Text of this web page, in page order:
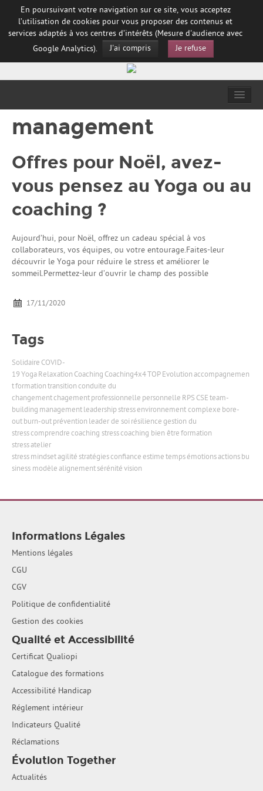
En poursuivant votre navigation sur ce site, vous acceptez
l’utilisation de cookies pour vous proposer des contenus et
services adaptés à vos centres d’intérêts (Mesure d'audience avec
Google Analytics).
J'ai compris Je refuse
Équipes et Organisations
Particuliers
Handicap & Inclusion
Bilan de compétences et VAE
Contact
management
Offres pour Noël, avez-
vous pensez au Yoga ou au
coaching ?
Aujourd’hui, pour Noël, offrez un cadeau spécial à vos
collaborateurs, vos équipes, ou votre entourage.Faites-leur
découvrir le Yoga pour réduire le stress et améliorer le
sommeil.Permettez-leur d’ouvrir le champ des possible
17/11/2020
Tags
Solidaire COVID-
19YogaRelaxation Coaching Coaching4x4TOPEvolutionaccompagnemen
tformationtransitionconduite du
changementchagementprofessionnelle personnelle RPS CSEteam-
building managementleadershipstressenvironnement complexe bore-
outburn-outprévention leader de soi résiliencegestion du
stresscomprendrecoaching stresscoaching bien êtreformation
stressatelier
stressmindsetagilité stratégiesconfianceestimetempsémotionsactionsbu
siness modèlealignementsérénitévision
Informations Légales
Mentions légales
CGU
CGV
Politique de confidentialité
Gestion des cookies
Qualité et Accessibilité
Certificat Qualiopi
Catalogue des formations
Accessibilité Handicap
Réglement intérieur
Indicateurs Qualité
Réclamations
Évolution Together
Actualités